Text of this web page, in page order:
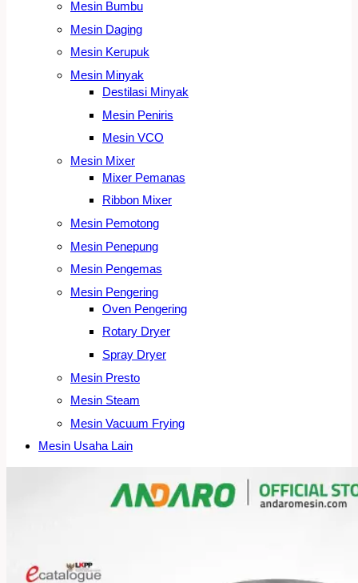
Mesin Bumbu
Mesin Daging
Mesin Kerupuk
Mesin Minyak
Destilasi Minyak
Mesin Peniris
Mesin VCO
Mesin Mixer
Mixer Pemanas
Ribbon Mixer
Mesin Pemotong
Mesin Penepung
Mesin Pengemas
Mesin Pengering
Oven Pengering
Rotary Dryer
Spray Dryer
Mesin Presto
Mesin Steam
Mesin Vacuum Frying
Mesin Usaha Lain